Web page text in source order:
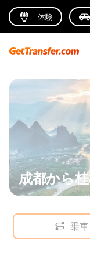
体験
成都から
乗車